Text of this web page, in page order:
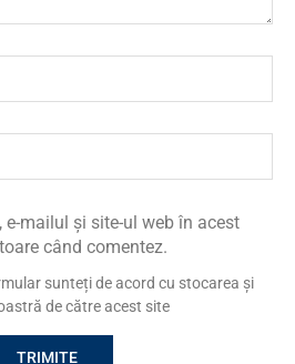
e-mailul și site-ul web în acest
când comentez.
sunteți de acord cu stocarea și
de către acest site